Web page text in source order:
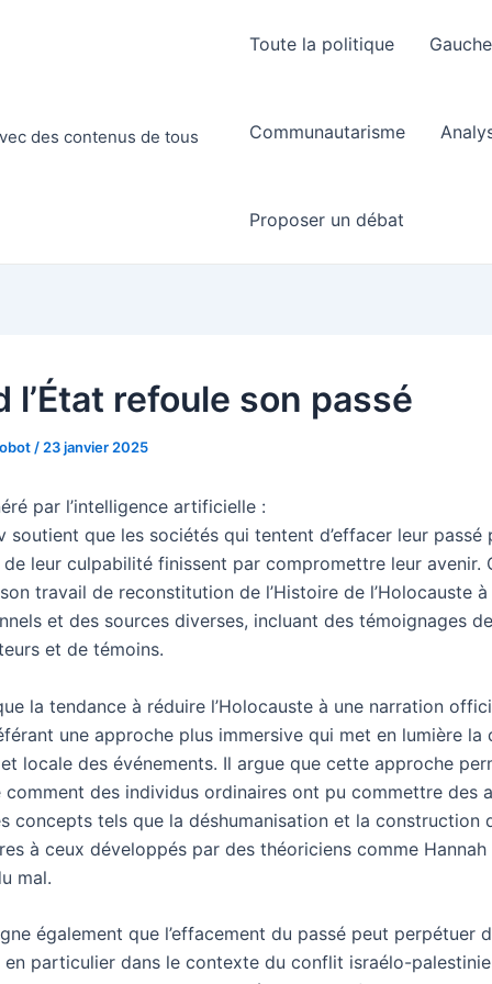
des contenus de tous
Toute la politique Gauche
Communautarisme
Proposer un débat
l’État refoule son passé
/ 23 janvier 2025
par l’intelligence artificielle :
soutient que les sociétés qui tentent d’effacer leur passé
de leur culpabilité finissent par compromettre leur avenir.
travail de reconstitution de l’Histoire de l’Holocauste
et des sources diverses, incluant des témoignages
et de témoins.
la tendance à réduire l’Holocauste à une narration
une approche plus immersive qui met en lumière la
locale des événements. Il argue que cette approche
comment des individus ordinaires ont pu commettre des
concepts tels que la déshumanisation et la construction
à ceux développés par des théoriciens comme
mal.
également que l’effacement du passé peut perpétuer
en particulier dans le contexte du conflit israélo-